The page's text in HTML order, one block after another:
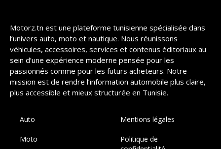
Motorz.tn est une plateforme tunisienne spécialisée dans
l’univers auto, moto et nautique. Nous réunissons
véhicules, accessoires, services et contenus éditoriaux au
sein d’une expérience moderne pensée pour les
passionnés comme pour les futurs acheteurs. Notre
mission est de rendre l’information automobile plus claire,
plus accessible et mieux structurée en Tunisie.
Auto
Moto
Mentions légales
Politique de